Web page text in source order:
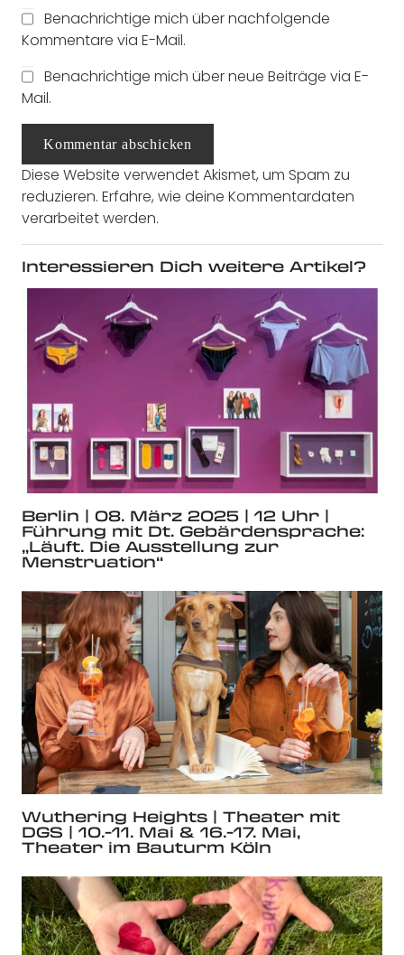
Benachrichtige mich über nachfolgende
Kommentare via E-Mail.
Benachrichtige mich über neue Beiträge via E-
Mail.
Kommentar abschicken
Diese Website verwendet Akismet, um Spam zu
reduzieren. Erfahre, wie deine Kommentardaten
verarbeitet werden.
Interessieren Dich weitere Artikel?
Berlin | 08. März 2025 | 12 Uhr |
Führung mit Dt. Gebärdensprache:
„Läuft. Die Ausstellung zur
Menstruation“
Wuthering Heights | Theater mit
DGS | 10.-11. Mai & 16.-17. Mai,
Theater im Bauturm Köln